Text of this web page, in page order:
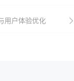
用户体验优化